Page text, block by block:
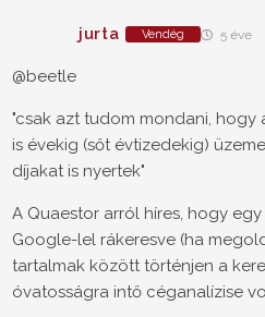
jurta Vendég 5 éve
@beetle
"csak azt tudom mondani, hogy
is évekig (sőt évtizedekig)
díjakat is nyertek"
A Quaestor arról híres, hogy
Google-lel rákeresve (ha
tartalmak között történjen a
óvatosságra intő céganalízise